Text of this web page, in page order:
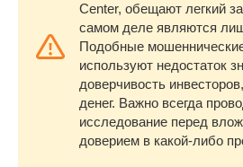
Center, обещают легкий
самом деле являются
Подобные
используют недостаток
доверчивость
денег. Важно всегда
исследование перед
доверием в какой-либо